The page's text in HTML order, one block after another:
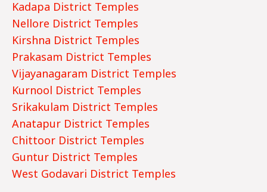
Kadapa District Temples
Nellore District Temples
Kirshna District Temples
Prakasam District Temples
Vijayanagaram District Temples
Kurnool District Temples
Srikakulam District Temples
Anatapur District Temples
Chittoor District Temples
Guntur District Temples
West Godavari District Temples